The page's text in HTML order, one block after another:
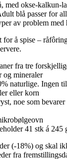
med okse-kalkun-
blå passer for
av problem med
for å spise –
fra tre
og mineraler
naturlige. Ingen
eller korn
noe som
41 stk á 245
(-18%) og skal
fra